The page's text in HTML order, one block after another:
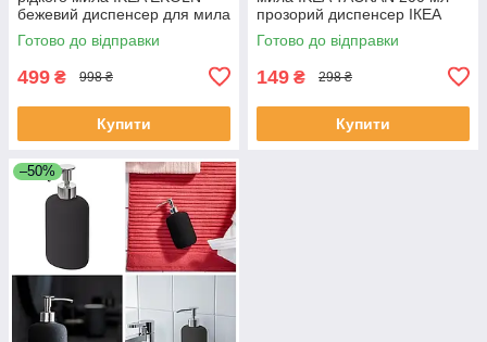
бежевий диспенсер для мила
300 мл кам'яна кераміка
Готово до відправки
499 ₴ 998 ₴
Купити
прозорий диспенсер ІКЕА
ТАККАН
Готово до відправки
149 ₴ 298 ₴
Купити
–50%